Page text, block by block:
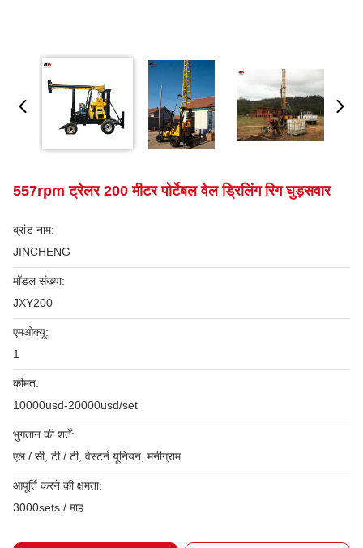
557rpm ट्रेलर 200 मीटर पोर्टेबल वेल ड्रिलिंग रिग घुड़सवार
ब्रांड नाम:
JINCHENG
मॉडल संख्या:
JXY200
एमओक्यू:
1
कीमत:
10000usd-20000usd/set
भुगतान की शर्तें:
एल / सी, टी / टी, वेस्टर्न यूनियन, मनीग्राम
आपूर्ति करने की क्षमता:
3000sets / माह